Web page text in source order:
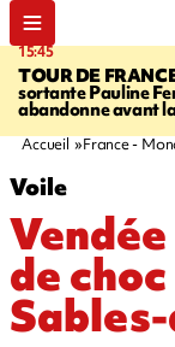
15:45
TOUR DE
sortante Pauline
abandonne avant
Accueil France -
Voile
de